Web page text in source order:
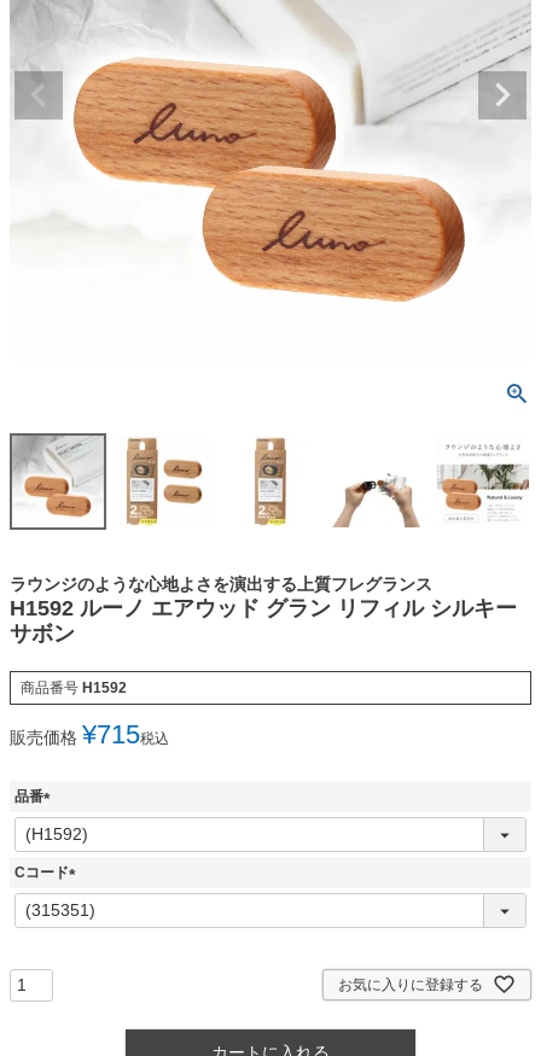
ラウンジのような心地よさを演出する上質フレグランス
H1592 ルーノ エアウッド グラン リフィル シルキー
サボン
商品番号 H1592
販売価格 ¥715税込
品番
(
必
須
Cコード
(
必
お気に入りに登録する